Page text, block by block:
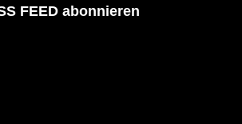
FEED abonnieren